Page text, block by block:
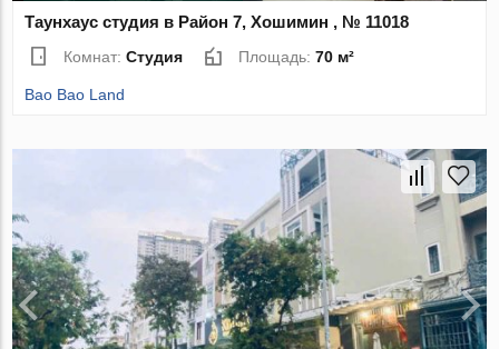
Таунхаус студия в Район 7, Хошимин , № 11018
Комнат:Студия Площадь:70 м²
Bao Bao Land